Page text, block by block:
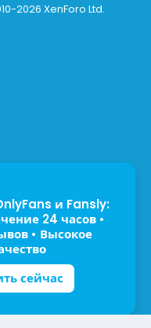
2026 XenForo Ltd.
и Fansly:
24 часов •
• Высокое
сейчас